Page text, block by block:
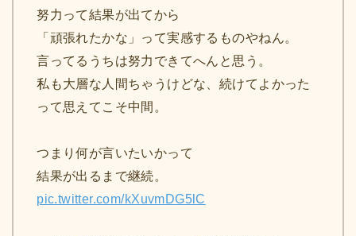
努力って結果が出てから
「頑張れたかな」って実感するものやねん。
言ってるうちは努力できてへんと思う。
私も大層な人間ちゃうけどな、続けてよかった
って思えてこそ中間。
つまり何が言いたいかって
結果が出るまで継続。
pic.twitter.com/kXuvmDG5lC